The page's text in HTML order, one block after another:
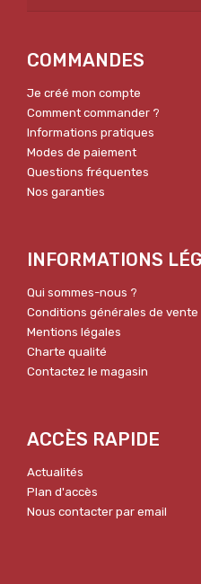
COMMANDES
Je créé mon compte
Comment commander ?
Informations pratiques
Modes de paiement
Questions fréquentes
Nos garanties
INFORMATIONS
Qui sommes-nous ?
Conditions générales de vente
Mentions légales
Charte qualité
Contactez le magasin
ACCÈS RAPIDE
Actualités
Plan d'accès
Nous contacter par email